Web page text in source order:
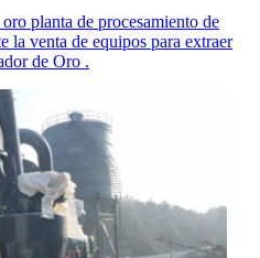
planta de procesamiento de
la venta de equipos para extraer
de Oro .